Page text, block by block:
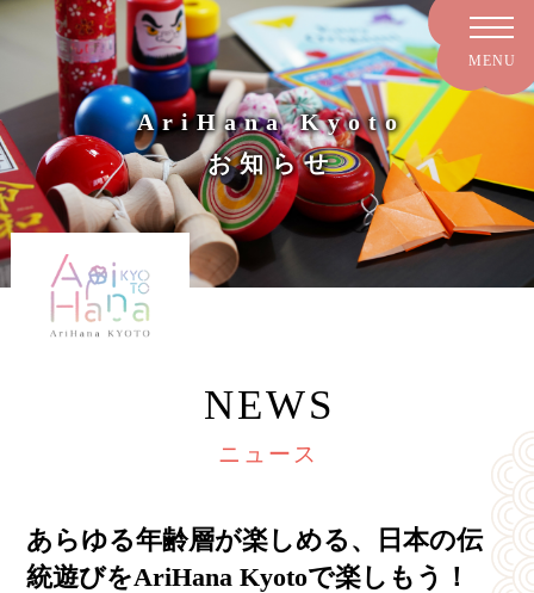
AriHana Kyoto
お知らせ
NEWS
ニュース
あらゆる年齢層が楽しめる、日本の伝
統遊びをAriHana Kyotoで楽しもう！